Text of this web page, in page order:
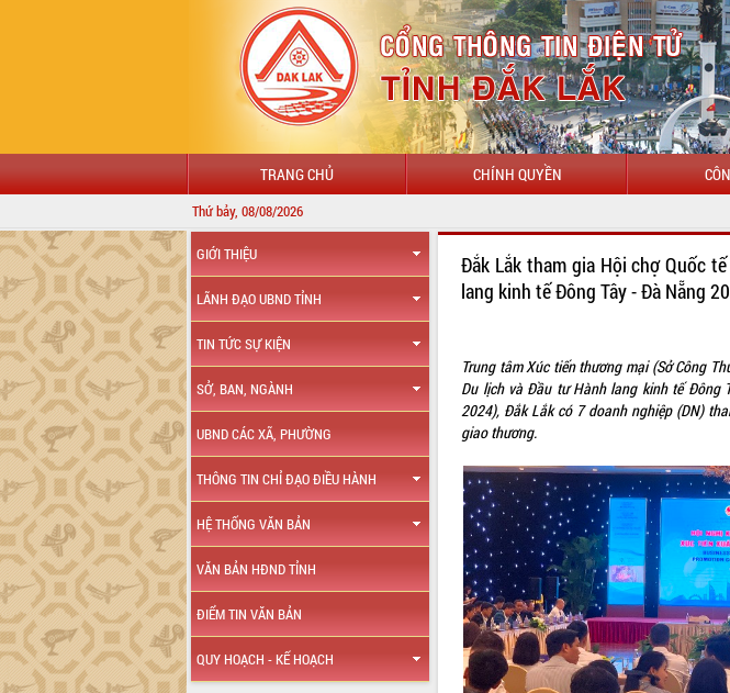
TRANG CHỦ CHÍNH QUYỀN
Thứ bảy, 08/08/2026 CHÀO
GIỚI THIỆU
LÃNH ĐẠO UBND TỈNH
TIN TỨC SỰ KIỆN
SỞ, BAN, NGÀNH
UBND CÁC XÃ, PHƯỜNG
THÔNG TIN CHỈ ĐẠO ĐIỀU HÀNH
HỆ THỐNG VĂN BẢN
VĂN BẢN HĐND TỈNH
ĐIỂM TIN VĂN BẢN
QUY HOẠCH - KẾ HOẠCH
Đắk Lắk tham gia Hội chợ Quốc
lang kinh tế Đông Tây - Đà Nẵng
Trung tâm Xúc tiến thương mại (Sở Công
Du lịch và Đầu tư Hành lang kinh tế Đông
2024), Đắk Lắk có 7 doanh nghiệp (DN)
giao thương.